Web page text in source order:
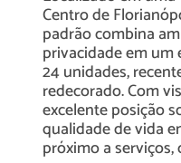
Centro de
padrão combina
privacidade em um
24 unidades,
redecorado. Com
excelente posição
qualidade de vida
próximo a